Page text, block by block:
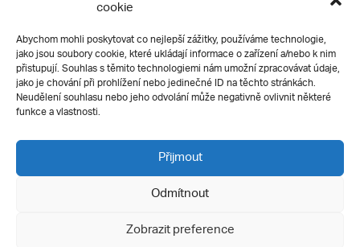
cookie
Abychom mohli poskytovat co nejlepší zážitky, používáme technologie,
jako jsou soubory cookie, které ukládají informace o zařízení a/nebo k nim
přistupují. Souhlas s těmito technologiemi nám umožní zpracovávat údaje,
jako je chování při prohlížení nebo jedinečné ID na těchto stránkách.
Neudělení souhlasu nebo jeho odvolání může negativně ovlivnit některé
funkce a vlastnosti.
Přijmout
Odmítnout
Zobrazit preference
Silverius
Pro uchazeče
Přijímací řízení
E-prihlaska
Přípravné kurzy
Ochrana soukromí
Všechna práva vyhrazena